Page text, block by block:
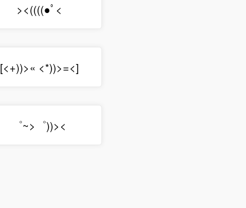
><((((●ﾟ<
[<+))>« <*))>=<]
゜~>゜))><